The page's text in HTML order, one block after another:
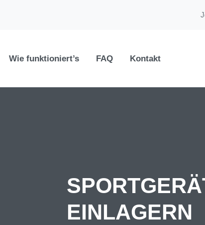
Wie funktioniert’s FAQ Kontakt
EINLAGERN